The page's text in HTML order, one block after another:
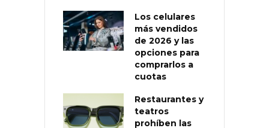
Los celulares
más vendidos
de 2026 y las
opciones para
comprarlos a
cuotas
Restaurantes y
teatros
prohíben las